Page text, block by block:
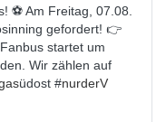
⚽ Am Freitag, 07.08.
gefordert! 👉
startet um
Wir zählen auf
üdost #nurderV